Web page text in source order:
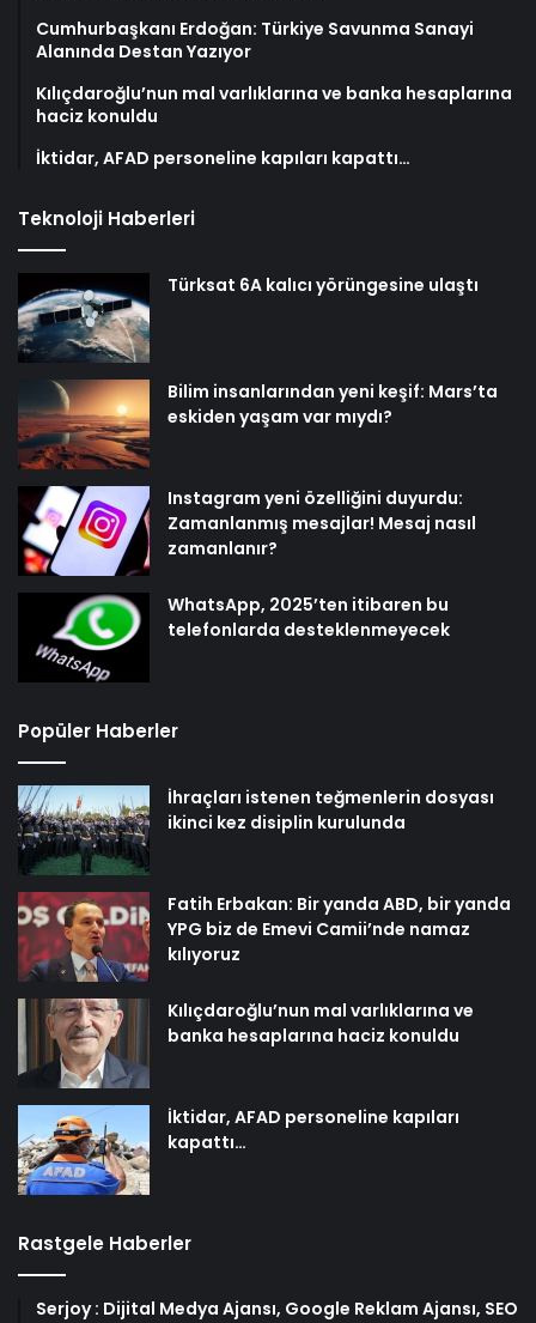
Cumhurbaşkanı Erdoğan: Türkiye Savunma Sanayi
Alanında Destan Yazıyor
Kılıçdaroğlu’nun mal varlıklarına ve banka hesaplarına
haciz konuldu
İktidar, AFAD personeline kapıları kapattı…
Teknoloji Haberleri
Türksat 6A kalıcı yörüngesine ulaştı
Bilim insanlarından yeni keşif: Mars’ta
eskiden yaşam var mıydı?
Instagram yeni özelliğini duyurdu:
Zamanlanmış mesajlar! Mesaj nasıl
zamanlanır?
WhatsApp, 2025’ten itibaren bu
telefonlarda desteklenmeyecek
Popüler Haberler
İhraçları istenen teğmenlerin dosyası
ikinci kez disiplin kurulunda
Fatih Erbakan: Bir yanda ABD, bir yanda
YPG biz de Emevi Camii’nde namaz
kılıyoruz
Kılıçdaroğlu’nun mal varlıklarına ve
banka hesaplarına haciz konuldu
İktidar, AFAD personeline kapıları
kapattı…
Rastgele Haberler
Serjoy : Dijital Medya Ajansı, Google Reklam Ajansı, SEO